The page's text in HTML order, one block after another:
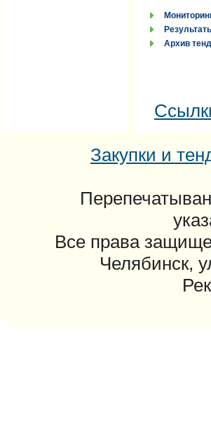
Архив
Закупки и
Все права
Челябинск,